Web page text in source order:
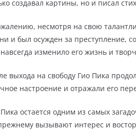
создавал картины, но и писал
несмотря на свою
и был осужден за преступление,
изменило его жизнь и
выхода на свободу Гио Пика
настроение и отражали его
остается одним из самых
вызывают интерес и